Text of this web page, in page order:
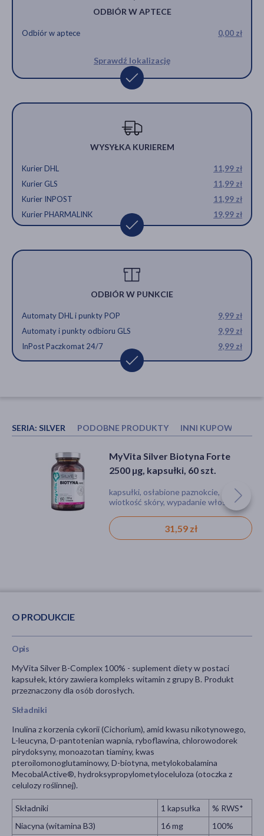
ODBIÓR W APTECE
Odbiór w aptece 0,00 zł
Sprawdź lokalizację
WYSYŁKA KURIEREM
Kurier DHL
11,99 zł
Kurier GLS
11,99 zł
Kurier INPOST
11,99 zł
Kurier PHARMALINK
19,99 zł
ODBIÓR W PUNKCIE
Automaty DHL i punkty POP
9,99 zł
Automaty i punkty odbioru GLS
9,99 zł
InPost Paczkomat 24/7
9,99 zł
SERIA: SILVER PODOBNE PRODUKTY INNI KUPOWALI
Activlab Pharma, Witamina B-
Complex, tabletek, 60 szt.
tabletka, niedobór witamin
12,79 zł
MyVita Silver Witamina C 1000
mg Forte, kapsułki, 100 szt.
kapsułki, obniżona odporność,
zmęczenie
51,59 zł
MyVita Silver Biotyna Forte
2500 µg, kapsułki, 60 szt.
kapsułki, osłabione paznokcie,
wiotkość skóry, wypadanie włosów
31,59 zł
O PRODUKCIE
Opis
MyVita Silver B-Complex 100% - suplement diety w postaci
kapsułek, który zawiera kompleks witamin z grupy B. Produkt
przeznaczony dla osób dorosłych.
Składniki
Inulina z korzenia cykorii (Cichorium), amid kwasu nikotynowego,
L-leucyna, D-pantotenian wapnia, ryboflawina, chlorowodorek
pirydoksyny, monoazotan tiaminy, kwas
pteroilomonoglutaminowy, D-biotyna, metylokobalamina
MecobalActive®, hydroksypropylometyloceluloza (otoczka z
celulozy roślinnej).
Składniki 1 kapsułka
% RWS*
Niacyna (witamina B3)
16 mg 100%